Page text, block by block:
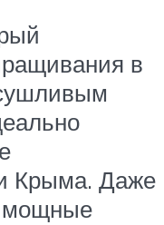
в
и Крыма. Даже
мощные